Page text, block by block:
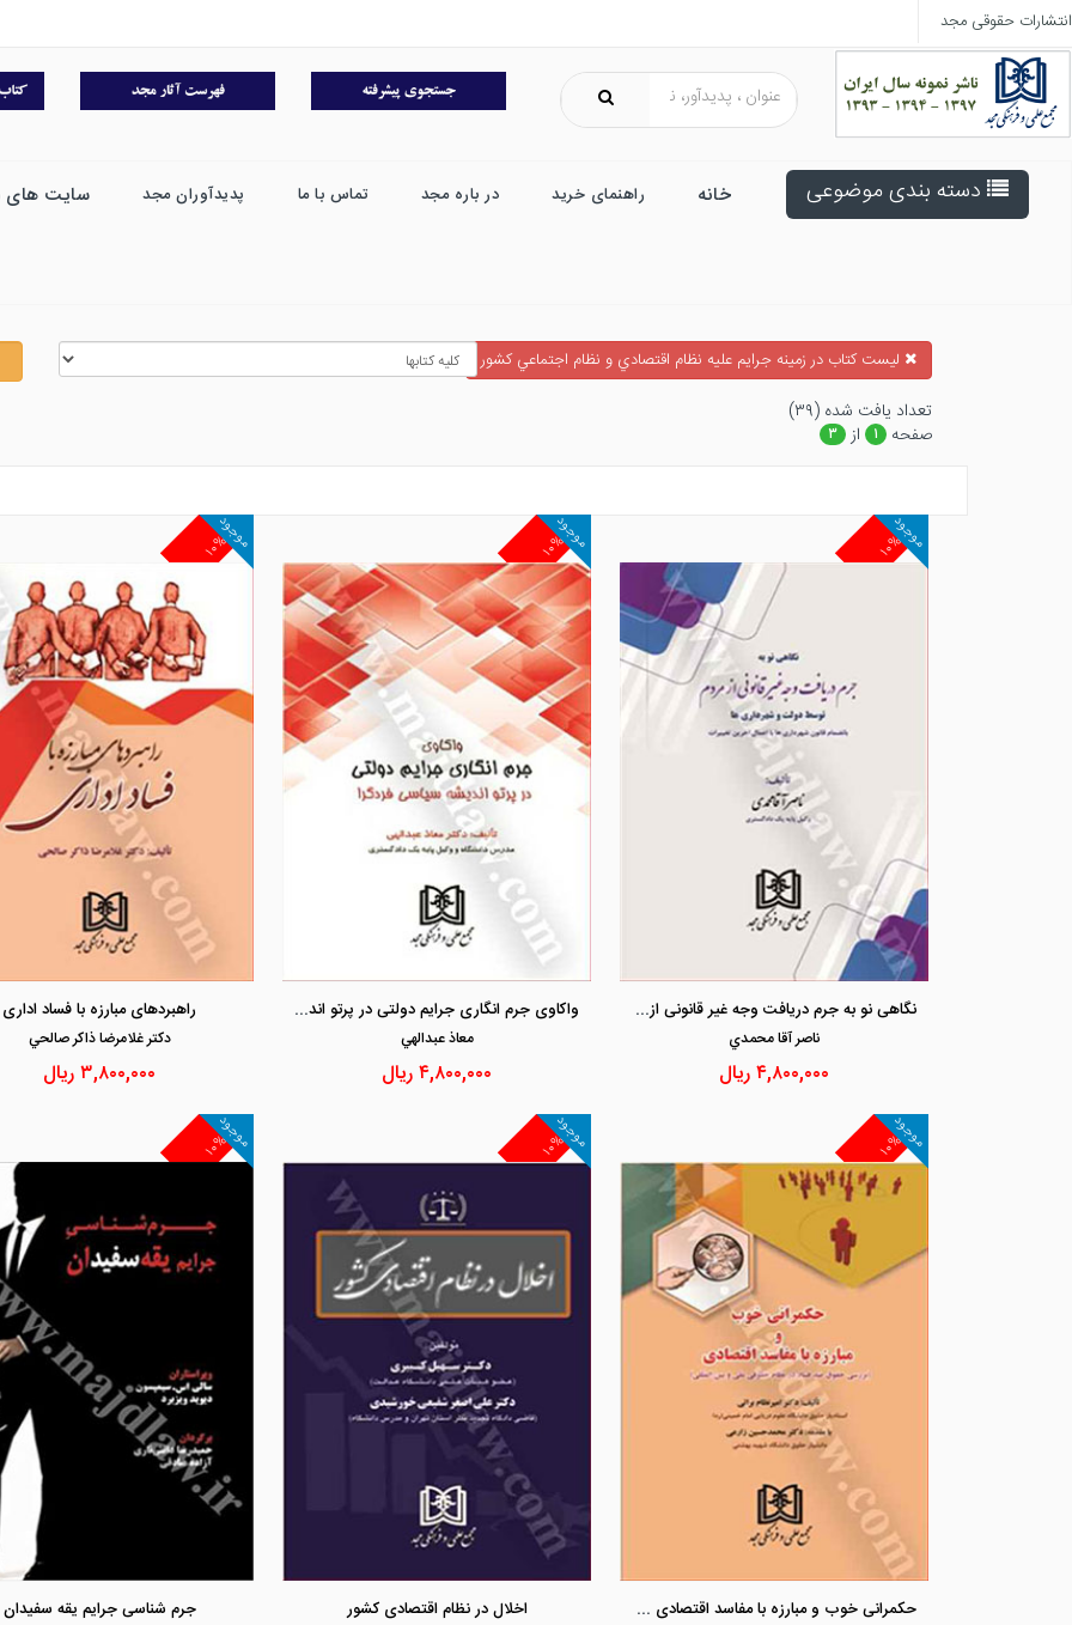
انتشارات حقوقی مجد
دسته بندی موضوعی خانه راهنمای خرید در باره مجد تماس با ما پدیدآوران مجد سایت های
ليست كتاب در زمينه جرايم عليه نظام اقتصادي و نظام اجتماعي كشور
تعداد يافت شده (۳۹)
صفحه
۱ از ۳
۱۰%
موجود
نگاهی نو به جرم دریافت وجه غیر قانونی از مردم توسط دولت و شهرداری ها
ناصر آقا محمدي
۴,۸۰۰,۰۰۰ریال
۱۰%
موجود
مشاهده و خرید
واکاوی جرم انگاری جرایم دولتی در پرتو اندیشه سیاسی فردگرا
معاذ عبدالهي
۴,۸۰۰,۰۰۰ریال
۱۰%
موجود
راهبردهای مبارزه با فساد اداری
دكتر غلامرضا ذاكر صالحي
۳,۸۰۰,۰۰۰ریال
۱۰%
موجود
حکمرانی خوب و مبارزه با مفاسد اقتصادی «بررسی حقوق ضد فساد در نظام ملی و بین المللی»
۱۰%
موجود
اخلال در نظام اقتصادی کشور
۱۰%
موجود
جرم شناسی جرایم یقه سفیدان